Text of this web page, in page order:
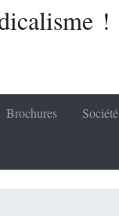
!
Brochures Société